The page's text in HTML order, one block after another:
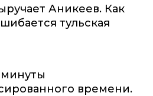
Аникеев. Как
тульская
времени.